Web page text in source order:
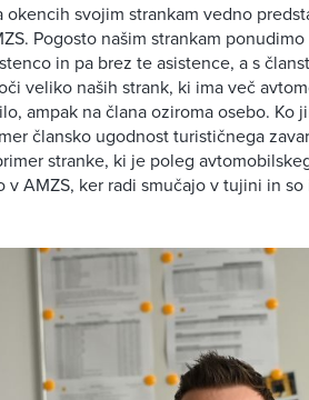
okencih svojim strankam vedno
Pogosto našim strankam
in pa brez te asistence, a s
veliko naših strank, ki ima več
ampak na člana oziroma osebo.
člansko ugodnost turističnega
stranke, ki je poleg
v AMZS, ker radi smučajo v tujini in